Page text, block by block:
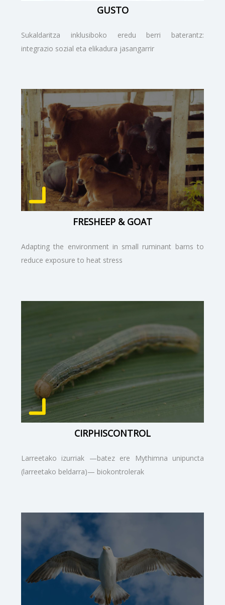
GUSTO
Sukaldaritza inklusiboko eredu berri baterantz:
integrazio sozial eta elikadura jasangarrir
FRESHEEP & GOAT
Adapting the environment in small ruminant barns to
reduce exposure to heat stress
CIRPHISCONTROL
Larreetako izurriak —batez ere Mythimna unipuncta
(larreetako beldarra)— biokontrolerak